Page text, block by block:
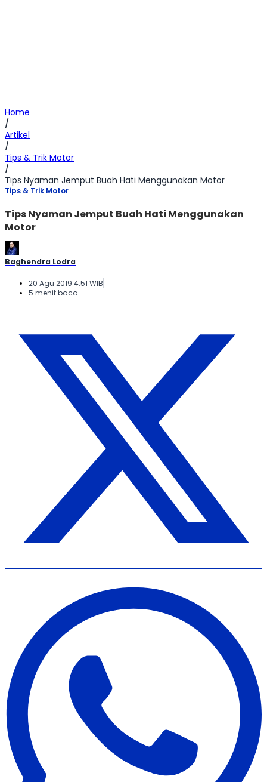
Home
/
Artikel
/
Tips & Trik Motor
/
Tips Nyaman Jemput Buah Hati Menggunakan Motor
Tips & Trik Motor
Tips Nyaman Jemput Buah Hati Menggunakan
Motor
Baghendra Lodra
20 Agu 2019 4:51 WIB
5 menit baca